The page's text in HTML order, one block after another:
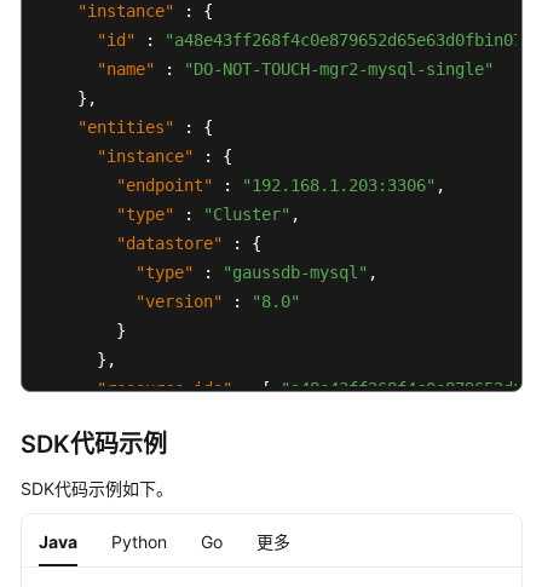
（SLA）
皮
资
"instance"
:
{
"id"
: "a48e43ff268f4c0e879652d65e63d0fbin07"
"name"
:
"DO-NOT-TOUCH-mgr2-mysql-single"
} ,
"entities"
:
{
"instance"
:
{
"endpoint"
: "192.168.1.203:3306" ,
"type"
: "Cluster" ,
"datastore"
:
{
"type"
: "gaussdb-mysql" ,
"version"
:
"8.0"
}
} ,
"resource_ids" : [
}
SDK代码示例
SDK代码示例如下。
Java Python Go 更多